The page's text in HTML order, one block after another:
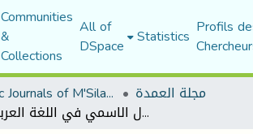
Communities
&
Collections
All of
DSpace Statistics Profils
Scientific Journals of M'Sila University مجلة العمدة
فلسفة الموصول الاسمي في اللغة العربية